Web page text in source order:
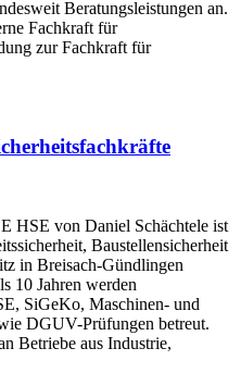
Beratungsleistungen an.
Fachkraft für
zur Fachkraft für
HSE von Daniel Schächtele ist
Baustellensicherheit
in Breisach-Gündlingen
10 Jahren werden
SiGeKo, Maschinen- und
DGUV-Prüfungen betreut.
Betriebe aus Industrie,